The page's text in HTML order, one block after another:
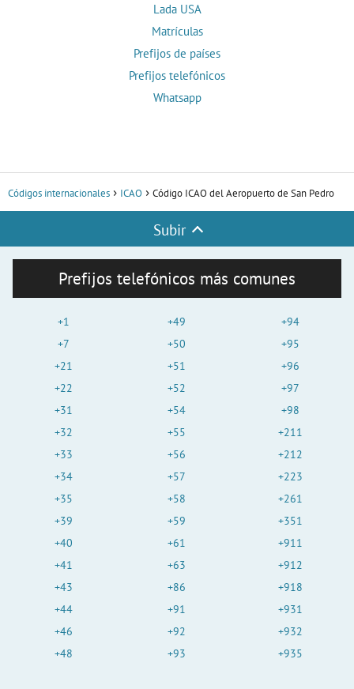
Lada USA
Matrículas
Prefijos de países
Prefijos telefónicos
Whatsapp
Códigos internacionales ICAO Código ICAO del Aeropuerto de San Pedro
Subir
Prefijos telefónicos más comunes
+1
+7
+21
+22
+31
+32
+33
+34
+35
+39
+40
+41
+43
+44
+46
+48
+49
+50
+51
+52
+54
+55
+56
+57
+58
+59
+61
+63
+86
+91
+92
+93
+94
+95
+96
+97
+98
+211
+212
+223
+261
+351
+911
+912
+918
+931
+932
+935